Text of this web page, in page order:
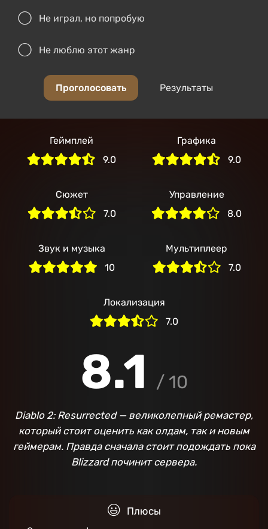
Не играл, но попробую
Не люблю этот жанр
Проголосовать Результаты
Сюжет
7.0
Управление
8.0
Звук и музыка
10
Мультиплеер
7.0
Локализация
7.0
Геймплей
9.0
Графика
9.0
8.1 / 10
Diablo 2: Resurrected — великолепный ремастер,
который стоит оценить как олдам, так и новым
геймерам. Правда сначала стоит подождать пока
Blizzard починит сервера.
Плюсы